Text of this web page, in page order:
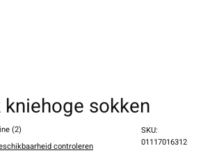
sokken
(2)
controleren
SKU:
01117016312